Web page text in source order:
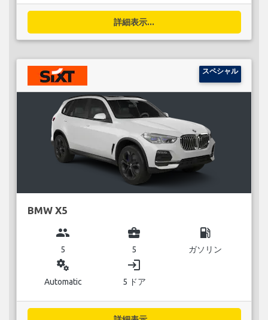
詳細表示...
スペシャル
BMW X5
group
5
business_center
5
local_gas_station
ガソリン
miscellaneous_services
Automatic
login
5 ドア